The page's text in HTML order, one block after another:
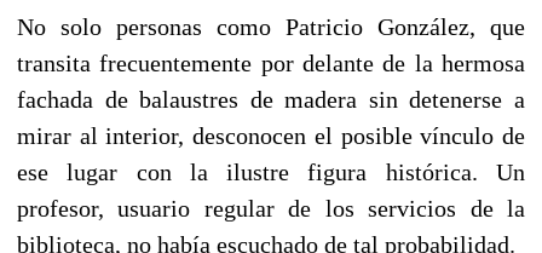
No solo personas como Patricio González, que
transita frecuentemente por delante de la hermosa
fachada de balaustres de madera sin detenerse a
mirar al interior, desconocen el posible vínculo de
ese lugar con la ilustre figura histórica. Un
profesor, usuario regular de los servicios de la
biblioteca, no había escuchado de tal probabilidad.